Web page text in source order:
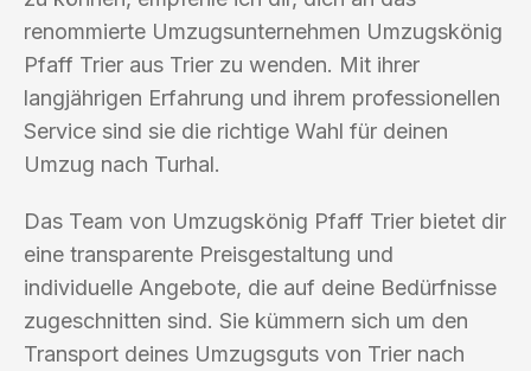
renommierte Umzugsunternehmen Umzugskönig
Pfaff Trier aus Trier zu wenden. Mit ihrer
langjährigen Erfahrung und ihrem professionellen
Service sind sie die richtige Wahl für deinen
Umzug nach Turhal.
Das Team von Umzugskönig Pfaff Trier bietet dir
eine transparente Preisgestaltung und
individuelle Angebote, die auf deine Bedürfnisse
zugeschnitten sind. Sie kümmern sich um den
Transport deines Umzugsguts von Trier nach